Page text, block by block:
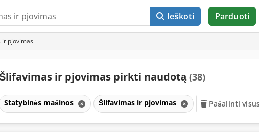
Ieškoti Parduoti
ir pjovimas
ir pjovimas pirkti naudotą(38)
Statybinės mašinos Šlifavimas ir pjovimas Pašalinti